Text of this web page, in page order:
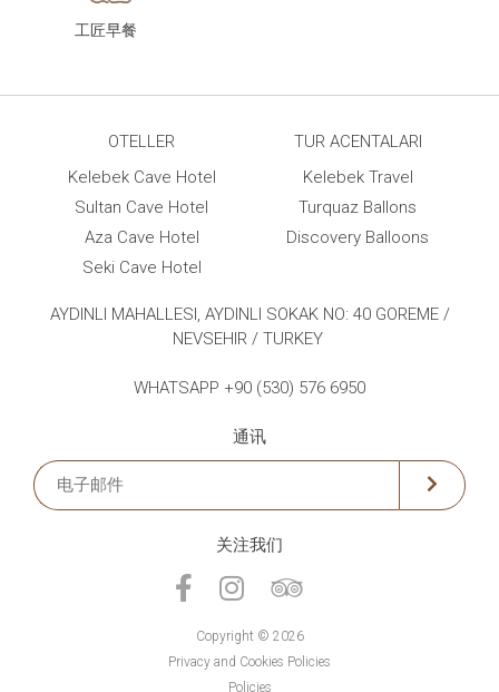
工匠早餐
OTELLER
Kelebek Cave Hotel
Sultan Cave Hotel
Aza Cave Hotel
Seki Cave Hotel
TUR ACENTALARI
Kelebek Travel
Turquaz Ballons
Discovery Balloons
AYDINLI MAHALLESI, AYDINLI SOKAK NO: 40 GOREME /
NEVSEHIR / TURKEY
WHATSAPP +90 (530) 576 6950
通讯
关注我们
Copyright © 2026
Privacy and Cookies Policies
Policies